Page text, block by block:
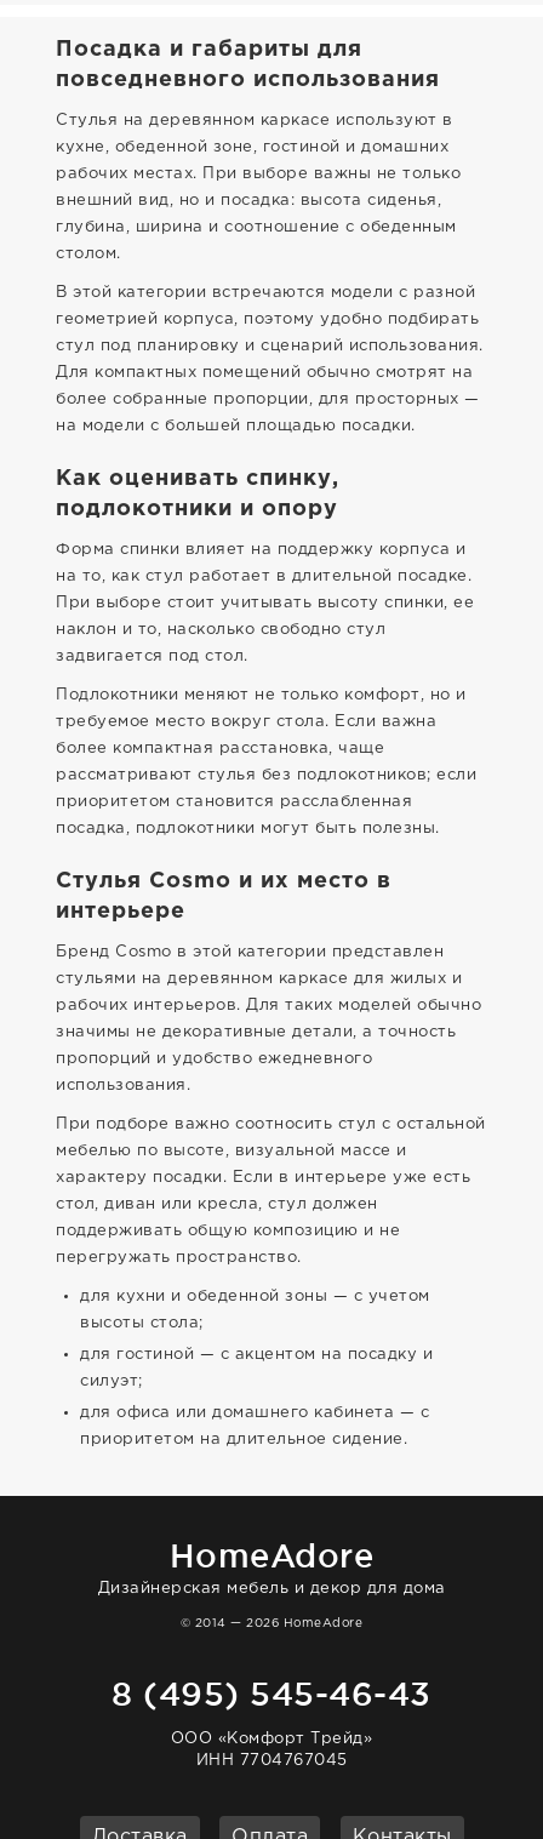
Посадка и габариты для
повседневного использования
Стулья на деревянном каркасе используют в
кухне, обеденной зоне, гостиной и домашних
рабочих местах. При выборе важны не только
внешний вид, но и посадка: высота сиденья,
глубина, ширина и соотношение с обеденным
столом.
В этой категории встречаются модели с разной
геометрией корпуса, поэтому удобно подбирать
стул под планировку и сценарий использования.
Для компактных помещений обычно смотрят на
более собранные пропорции, для просторных —
на модели с большей площадью посадки.
Как оценивать спинку,
подлокотники и опору
Форма спинки влияет на поддержку корпуса и
на то, как стул работает в длительной посадке.
При выборе стоит учитывать высоту спинки, ее
наклон и то, насколько свободно стул
задвигается под стол.
Подлокотники меняют не только комфорт, но и
требуемое место вокруг стола. Если важна
более компактная расстановка, чаще
рассматривают стулья без подлокотников; если
приоритетом становится расслабленная
посадка, подлокотники могут быть полезны.
Стулья Cosmo и их место в
интерьере
Бренд Cosmo в этой категории представлен
стульями на деревянном каркасе для жилых и
рабочих интерьеров. Для таких моделей обычно
значимы не декоративные детали, а точность
пропорций и удобство ежедневного
использования.
При подборе важно соотносить стул с остальной
мебелью по высоте, визуальной массе и
характеру посадки. Если в интерьере уже есть
стол, диван или кресла, стул должен
поддерживать общую композицию и не
перегружать пространство.
для кухни и обеденной зоны — с учетом
высоты стола;
для гостиной — с акцентом на посадку и
силуэт;
для офиса или домашнего кабинета — с
приоритетом на длительное сидение.
HomeAdore
Дизайнерская мебель и декор для дома
© 2014 — 2026 HomeAdore
8 (495) 545-46-43
ООО «Комфорт Трейд»
ИНН 7704767045